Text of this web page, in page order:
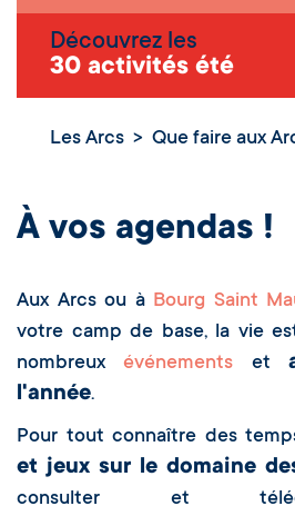
Découvrez les
30 activités été
Les Arcs Que faire aux
À vos agendas !
Aux Arcs ou à Bourg Saint
votre camp de base, la vie
nombreuxévénements et
l'année.
Pour tout connaître des
et jeux sur le domaine
consulter et